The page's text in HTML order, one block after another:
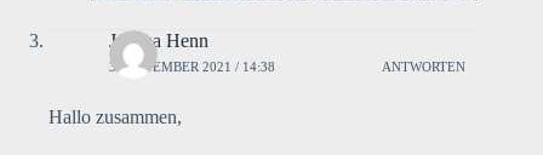
Joshua Henn
3. NOVEMBER 2021 / 14:38 ANTWORTEN
Hallo zusammen,